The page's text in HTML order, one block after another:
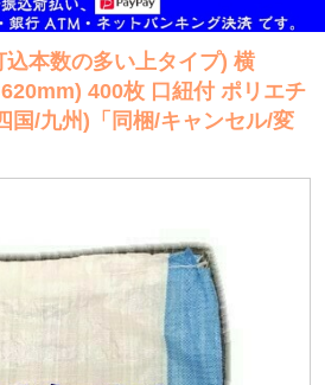
本数の多い上タイプ) 横
400枚 口紐付 ポリエチ
国/九州)「同梱/キャンセル/変